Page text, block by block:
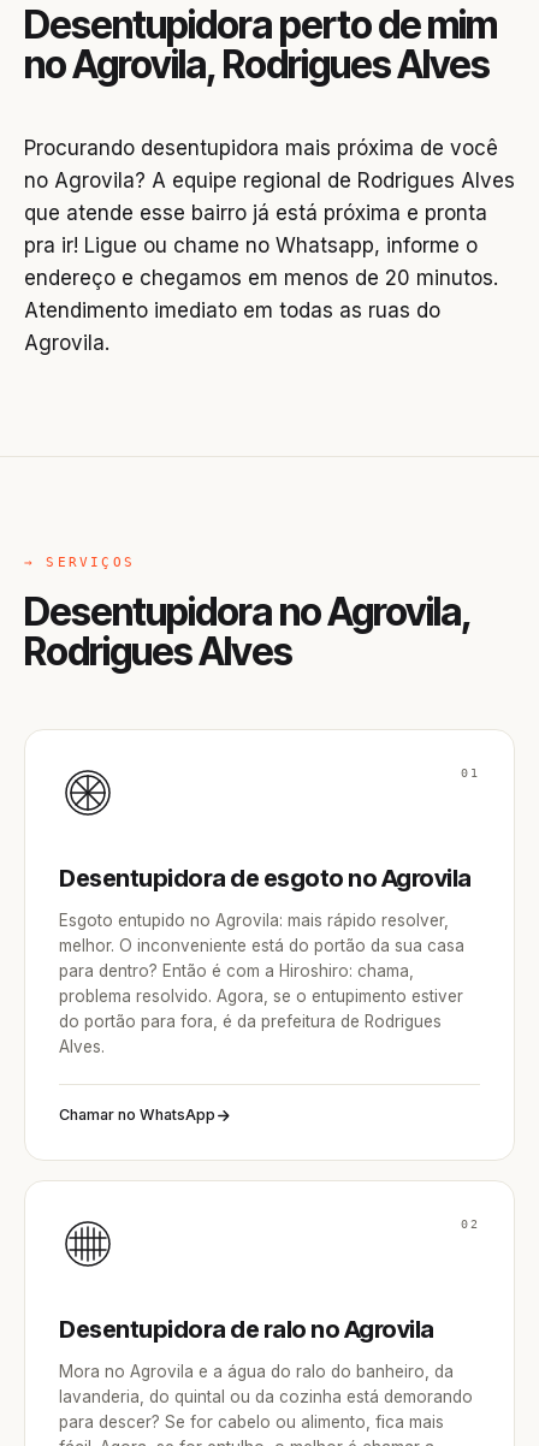
Desentupidora perto de mim
no Agrovila, Rodrigues Alves
Procurando desentupidora mais próxima de você
no Agrovila? A equipe regional de Rodrigues Alves
que atende esse bairro já está próxima e pronta
pra ir! Ligue ou chame no Whatsapp, informe o
endereço e chegamos em menos de 20 minutos.
Atendimento imediato em todas as ruas do
Agrovila.
→ SERVIÇOS
Desentupidora no Agrovila,
Rodrigues Alves
01
Desentupidora de esgoto no Agrovila
Esgoto entupido no Agrovila: mais rápido resolver,
melhor. O inconveniente está do portão da sua casa
para dentro? Então é com a Hiroshiro: chama,
problema resolvido. Agora, se o entupimento estiver
do portão para fora, é da prefeitura de Rodrigues
Alves.
Chamar no WhatsApp
02
Desentupidora de ralo no Agrovila
Mora no Agrovila e a água do ralo do banheiro, da
lavanderia, do quintal ou da cozinha está demorando
para descer? Se for cabelo ou alimento, fica mais